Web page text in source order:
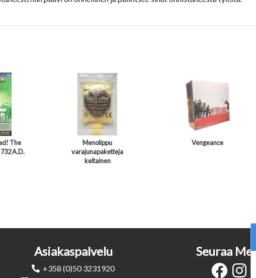
The
A.D.
Menolippu
varajunapaketteja
keltainen
Vengeance
Asiakaspalvelu
+358 (0)50 3231920
Seuraa